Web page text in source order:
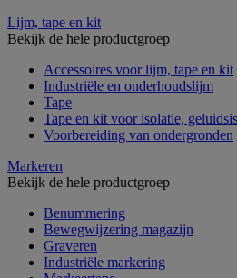
Lijm, tape en kit
Bekijk de hele productgroep
Accessoires voor lijm, tape en kit
Industriële en onderhoudslijm
Tape
Tape en kit voor isolatie,
Voorbereiding van ondergronden
Markeren
Bekijk de hele productgroep
Benummering
Bewegwijzering magazijn
Graveren
Industriële markering